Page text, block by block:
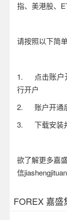
指、美港股、
请按照以下简
1. 点击账户
行开户
2. 账户开通
3. 下载安装
欲了解更多嘉
信jiashengjituan
FOREX 嘉盛